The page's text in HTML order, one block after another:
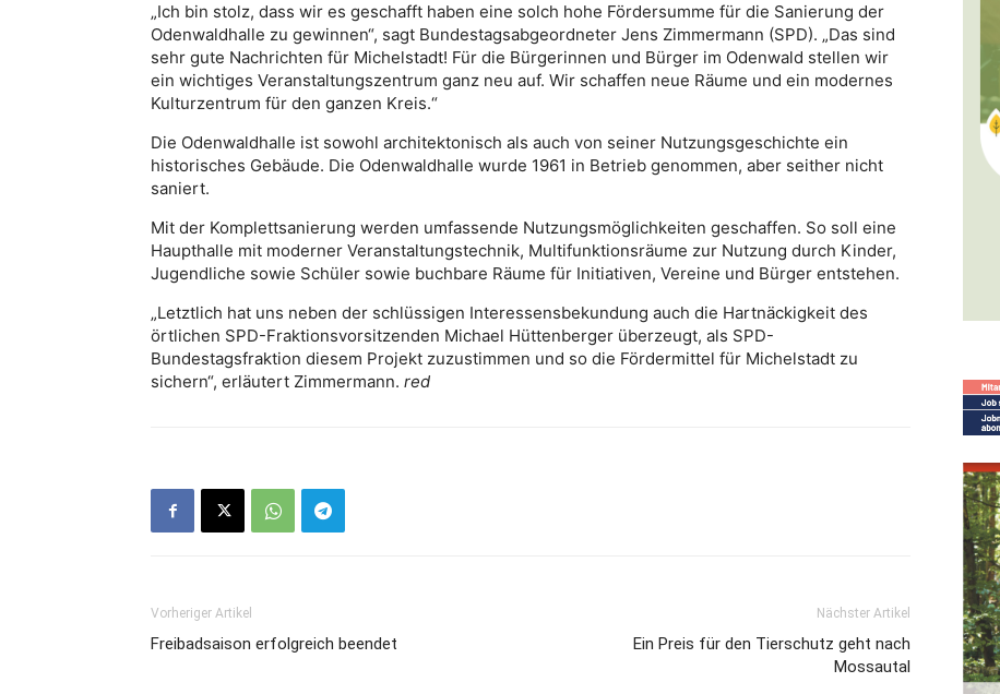
„Ich bin stolz, dass wir es geschafft haben eine solch hohe Fördersumme für die Sanierung der
Odenwaldhalle zu gewinnen“, sagt Bundestagsabgeordneter Jens Zimmermann (SPD). „Das sind
sehr gute Nachrichten für Michelstadt! Für die Bürgerinnen und Bürger im Odenwald stellen wir
ein wichtiges Veranstaltungszentrum ganz neu auf. Wir schaffen neue Räume und ein modernes
Kulturzentrum für den ganzen Kreis.“
Die Odenwaldhalle ist sowohl architektonisch als auch von seiner Nutzungsgeschichte ein
historisches Gebäude. Die Odenwaldhalle wurde 1961 in Betrieb genommen, aber seither nicht
saniert.
Mit der Komplettsanierung werden umfassende Nutzungsmöglichkeiten geschaffen. So soll eine
Haupthalle mit moderner Veranstaltungstechnik, Multifunktionsräume zur Nutzung durch Kinder,
Jugendliche sowie Schüler sowie buchbare Räume für Initiativen, Vereine und Bürger entstehen.
„Letztlich hat uns neben der schlüssigen Interessensbekundung auch die Hartnäckigkeit des
örtlichen SPD-Fraktionsvorsitzenden Michael Hüttenberger überzeugt, als SPD-
Bundestagsfraktion diesem Projekt zuzustimmen und so die Fördermittel für Michelstadt zu
sichern“, erläutert Zimmermann. red
Vorheriger Artikel
Freibadsaison erfolgreich beendet
Nächster Artikel
Ein Preis für den Tierschutz geht nach
Mossautal